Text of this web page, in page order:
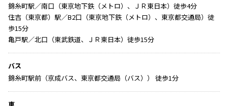
錦糸町駅／南口（東京地下鉄（メトロ）、ＪＲ東日本）徒歩4分
住吉（東京都）駅／B2口（東京地下鉄（メトロ）、東京都交通局）徒
歩15分
亀戸駅／北口（東武鉄道、ＪＲ東日本）徒歩15分
バス
錦糸町駅前（京成バス、東京都交通局（バス）） 徒歩1分